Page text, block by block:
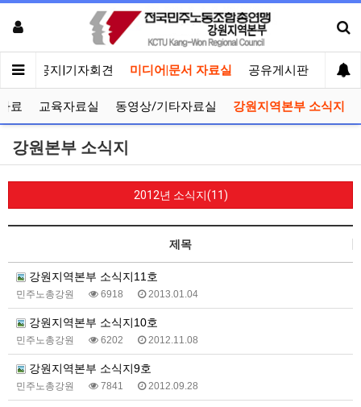
인 공지|기자회견 미디어|문서 자료실 공유게시판 선거
료 교육자료실 동영상/기타자료실 강원지역본부 소식지
강원본부 소식지
2012년 소식지(11)
제목
강원지역본부 소식지11호
민주노총강원 6918 2013.01.04
강원지역본부 소식지10호
민주노총강원 6202 2012.11.08
강원지역본부 소식지9호
민주노총강원 7841 2012.09.28